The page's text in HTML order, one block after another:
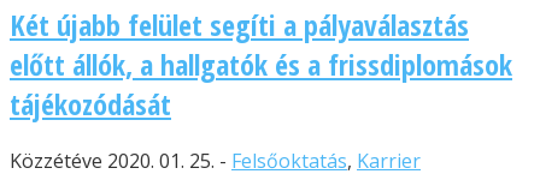
Két újabb felület segíti a pályaválasztás
előtt állók, a hallgatók és a frissdiplomások
tájékozódását
Közzétéve 2020. 01. 25. - Felsőoktatás, Karrier